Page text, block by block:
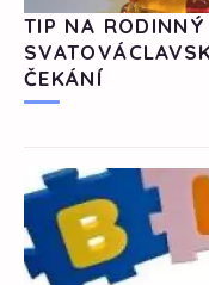
TIP NA
ČEKÁNÍ